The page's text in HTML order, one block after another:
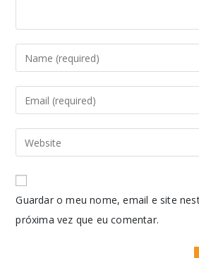
Guardar o meu nome, email e site
próxima vez que eu comentar.